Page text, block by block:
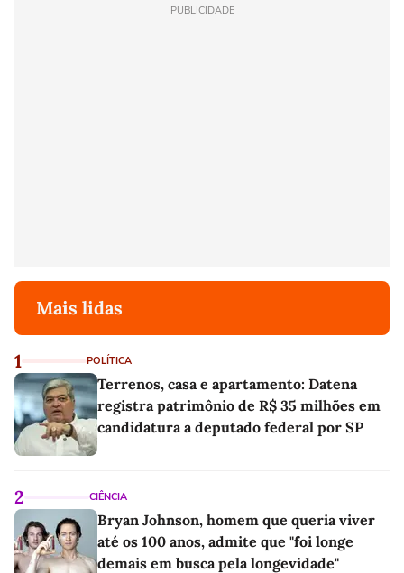
PUBLICIDADE
Mais lidas
1 POLÍTICA
Terrenos, casa e apartamento: Datena
registra patrimônio de R$ 35 milhões em
candidatura a deputado federal por SP
2 CIÊNCIA
Bryan Johnson, homem que queria viver
até os 100 anos, admite que "foi longe
demais em busca pela longevidade"